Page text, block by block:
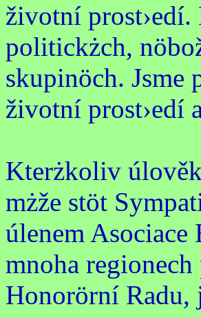
životní
politickżch,
skupinöch. Jsme
životní prost›edí
Kterżkoliv
mżže stöt
úlenem
mnoha
Honorörní Radu,